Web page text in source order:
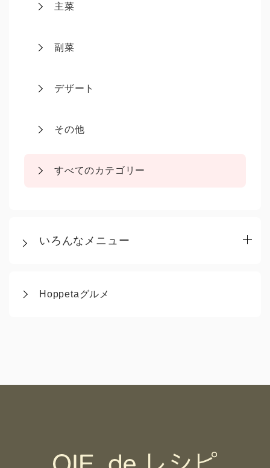
主菜
副菜
デザート
その他
すべてのカテゴリー
いろんなメニュー
Hoppetaグルメ